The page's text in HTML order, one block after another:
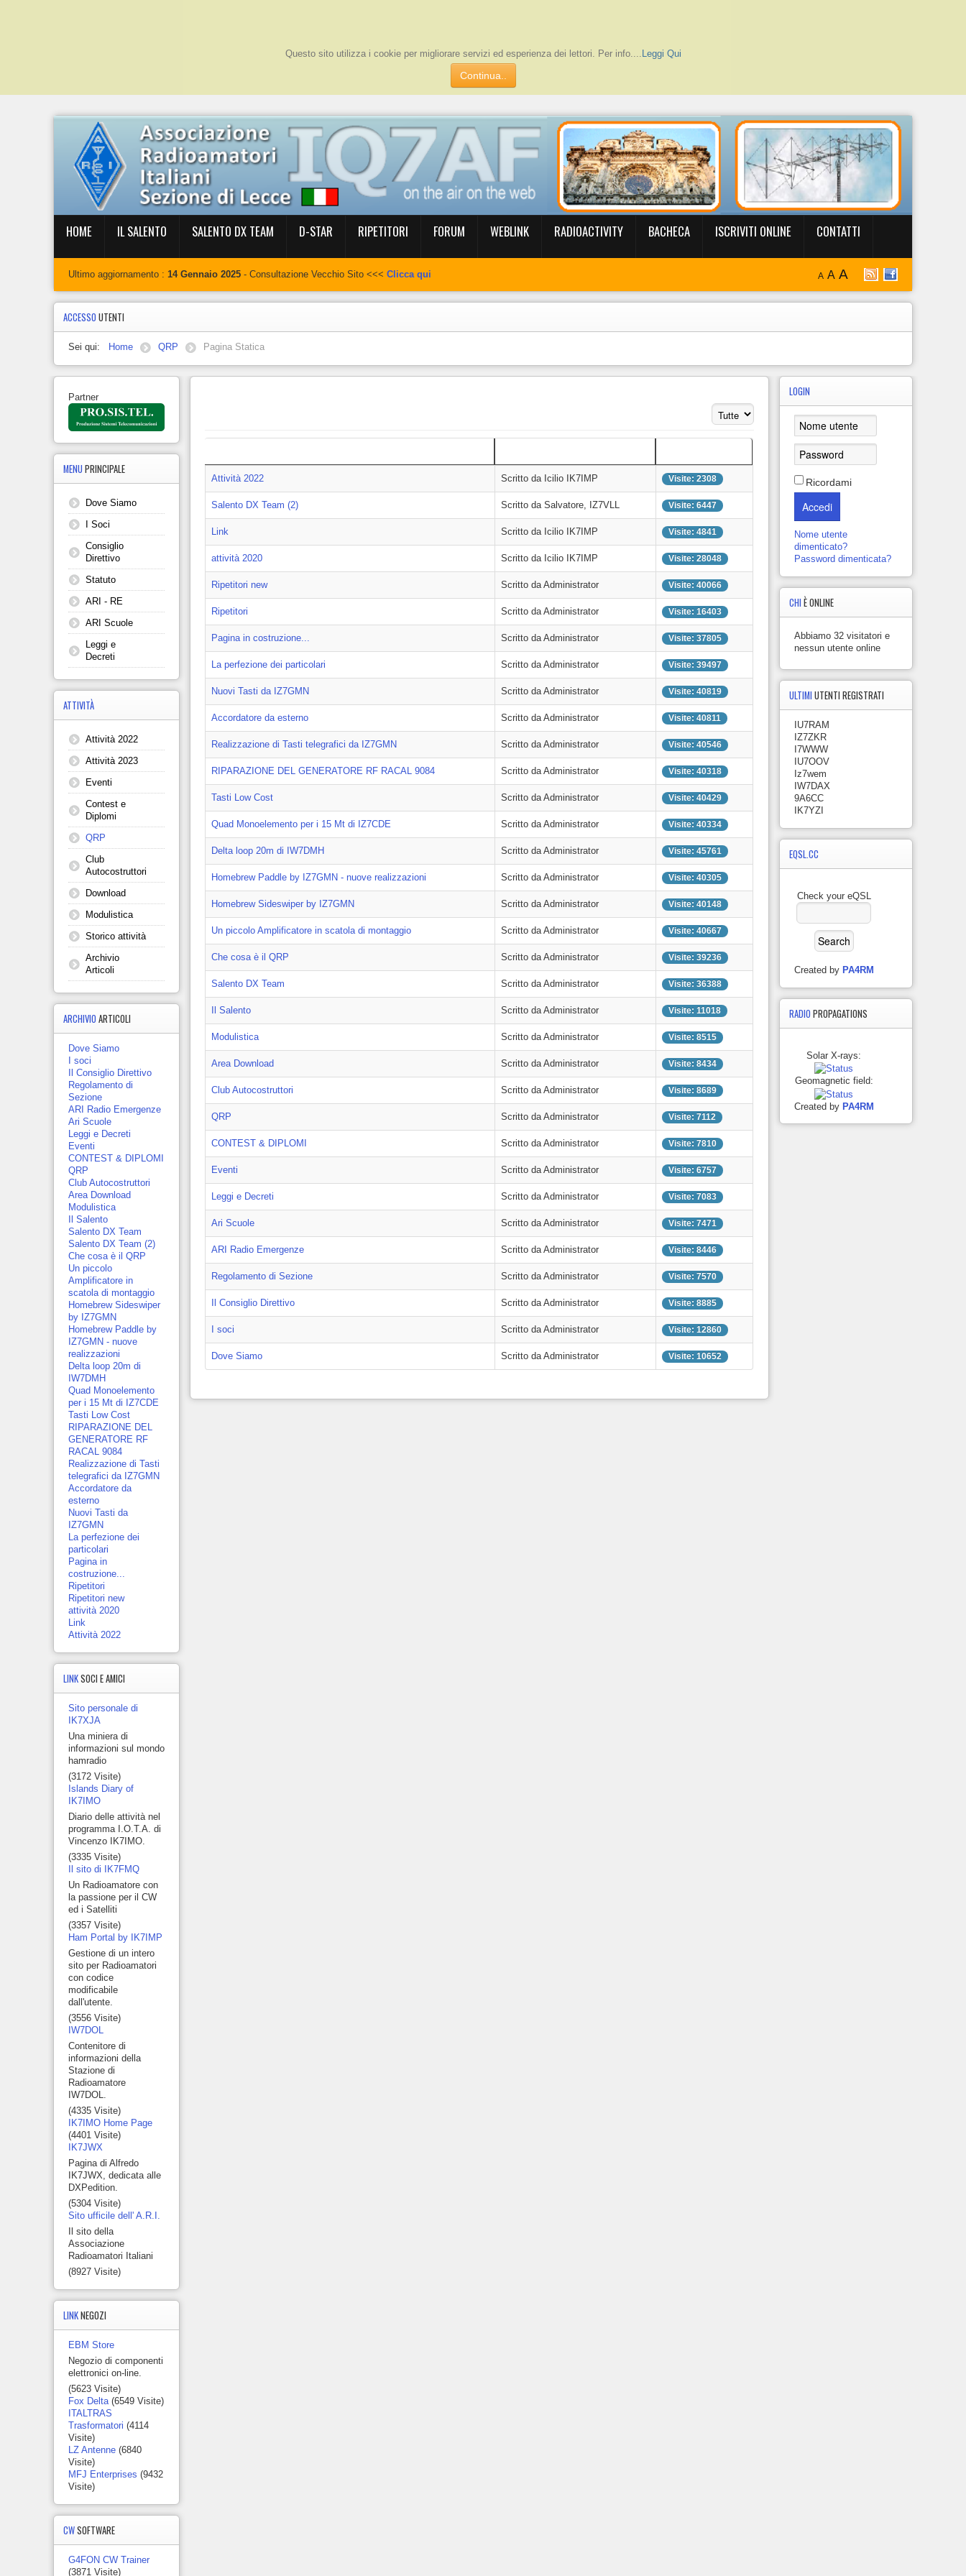
Questo sito utilizza i cookie per migliorare servizi ed esperienza dei lettori. Per info.... Leggi Qui
Continua..
HOME IL SALENTO SALENTO DX TEAM D-STAR RIPETITORI FORUM WEBLINK RADIOACTIVITY BACHECA ISCRIVITI ONLINE CONTATTI
Ultimo aggiornamento :14 Gennaio 2025 - Consultazione Vecchio Sito <<<Clicca qui A A A
ACCESSOUTENTI
Sei qui: Home QRP Pagina Statica
Visualizza n.
Attività 2022 Scritto da Icilio IK7IMP Visite: 2308
Salento DX Team (2) Scritto da Salvatore, IZ7VLL Visite: 6447
Link Scritto da Icilio IK7IMP Visite: 4841
attività 2020 Scritto da Icilio IK7IMP Visite: 28048
Ripetitori new Scritto da Administrator Visite: 40066
Ripetitori Scritto da Administrator Visite: 16403
Pagina in costruzione... Scritto da Administrator Visite: 37805
La perfezione dei particolari Scritto da Administrator Visite: 39497
Nuovi Tasti da IZ7GMN Scritto da Administrator Visite: 40819
Accordatore da esterno Scritto da Administrator Visite: 40811
Realizzazione di Tasti telegrafici da IZ7GMN Scritto da Administrator Visite: 40546
RIPARAZIONE DEL GENERATORE RF RACAL 9084 Scritto da Administrator Visite: 40318
Tasti Low Cost Scritto da Administrator Visite: 40429
Quad Monoelemento per i 15 Mt di IZ7CDE Scritto da Administrator Visite: 40334
Delta loop 20m di IW7DMH Scritto da Administrator Visite: 45761
Homebrew Paddle by IZ7GMN - nuove realizzazioni Scritto da Administrator Visite: 40305
Homebrew Sideswiper by IZ7GMN Scritto da Administrator Visite: 40148
Un piccolo Amplificatore in scatola di montaggio Scritto da Administrator Visite: 40667
Che cosa è il QRP Scritto da Administrator Visite: 39236
Salento DX Team Scritto da Administrator Visite: 36388
Il Salento Scritto da Administrator Visite: 11018
Modulistica Scritto da Administrator Visite: 8515
Area Download Scritto da Administrator Visite: 8434
Club Autocostruttori Scritto da Administrator Visite: 8689
QRP Scritto da Administrator Visite: 7112
CONTEST & DIPLOMI Scritto da Administrator Visite: 7810
Eventi Scritto da Administrator Visite: 6757
Leggi e Decreti Scritto da Administrator Visite: 7083
Ari Scuole Scritto da Administrator Visite: 7471
ARI Radio Emergenze Scritto da Administrator Visite: 8446
Regolamento di Sezione Scritto da Administrator Visite: 7570
Il Consiglio Direttivo Scritto da Administrator Visite: 8885
I soci Scritto da Administrator Visite: 12860
Dove Siamo Scritto da Administrator Visite: 10652
Partner
MENUPRINCIPALE
Dove Siamo
I Soci
Consiglio
Direttivo
Statuto
ARI - RE
ARI Scuole
Leggi e
Decreti
ATTIVITÀ
Attività 2022
Attività 2023
Eventi
Contest e
Diplomi
QRP
Club
Autocostruttori
Download
Modulistica
Storico attività
Archivio
Articoli
ARCHIVIOARTICOLI
Dove Siamo
I soci
Il Consiglio Direttivo
Regolamento di
Sezione
ARI Radio Emergenze
Ari Scuole
Leggi e Decreti
Eventi
CONTEST & DIPLOMI
QRP
Club Autocostruttori
Area Download
Modulistica
Il Salento
Salento DX Team
Salento DX Team (2)
Che cosa è il QRP
Un piccolo
Amplificatore in
scatola di montaggio
Homebrew Sideswiper
by IZ7GMN
Homebrew Paddle by
IZ7GMN - nuove
realizzazioni
Delta loop 20m di
IW7DMH
Quad Monoelemento
per i 15 Mt di IZ7CDE
Tasti Low Cost
RIPARAZIONE DEL
GENERATORE RF
RACAL 9084
Realizzazione di Tasti
telegrafici da IZ7GMN
Accordatore da
esterno
Nuovi Tasti da
IZ7GMN
La perfezione dei
particolari
Pagina in
costruzione...
Ripetitori
Ripetitori new
attività 2020
Link
Attività 2022
LINKSOCI E AMICI
Sito personale di
IK7XJA
Una miniera di
informazioni sul mondo
hamradio
(3172 Visite)
Islands Diary of
IK7IMO
Diario delle attività nel
programma I.O.T.A. di
Vincenzo IK7IMO.
(3335 Visite)
Il sito di IK7FMQ
Un Radioamatore con
la passione per il CW
ed i Satelliti
(3357 Visite)
Ham Portal by IK7IMP
Gestione di un intero
sito per Radioamatori
con codice
modificabile
dall'utente.
(3556 Visite)
IW7DOL
Contenitore di
informazioni della
Stazione di
Radioamatore
IW7DOL.
(4335 Visite)
IK7IMO Home Page
(4401 Visite)
IK7JWX
Pagina di Alfredo
IK7JWX, dedicata alle
DXPedition.
(5304 Visite)
Sito ufficile dell' A.R.I.
Il sito della
Associazione
Radioamatori Italiani
(8927 Visite)
LINKNEGOZI
EBM Store
Negozio di componenti
elettronici on-line.
(5623 Visite)
Fox Delta(6549 Visite)
ITALTRAS
Trasformatori (4114
Visite)
LZ Antenne (6840
Visite)
MFJ Enterprises (9432
Visite)
CWSOFTWARE
G4FON CW Trainer
(3871 Visite)
LOGIN
Ricordami
Accedi
Nome utente
dimenticato?
Password dimenticata?
CHI È ONLINE
Abbiamo 32 visitatori e
nessun utente online
ULTIMI UTENTI REGISTRATI
IU7RAM
IZ7ZKR
I7WWW
IU7OOV
Iz7wem
IW7DAX
9A6CC
IK7YZI
EQSL.CC
Check your eQSL
Created by PA4RM
RADIO PROPAGATIONS
Solar X-rays:
Geomagnetic field:
Created by PA4RM